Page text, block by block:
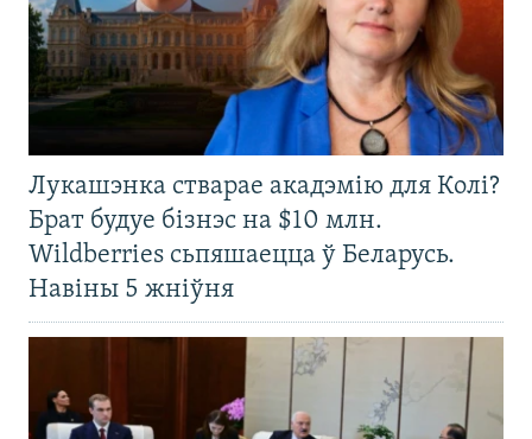
Лукашэнка стварае акадэмію для Колі?
Брат будуе бізнэс на $10 млн.
Wildberries сьпяшаецца ў Беларусь.
Навіны 5 жніўня